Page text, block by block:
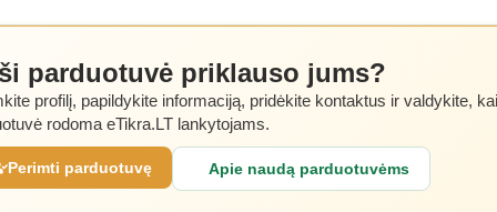
parduotuvė priklauso jums?
profilį, papildykite informaciją, pridėkite kontaktus ir valdykite,
rodoma eTikra.LT lankytojams.
Perimti parduotuvę Apie naudą parduotuvėms